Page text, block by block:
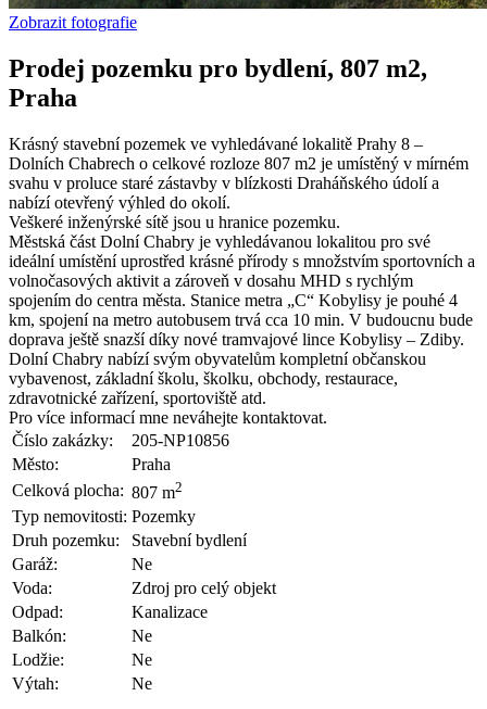
Zobrazit fotografie
Prodej pozemku pro bydlení, 807 m2,
Praha
Krásný stavební pozemek ve vyhledávané lokalitě Prahy 8 –
Dolních Chabrech o celkové rozloze 807 m2 je umístěný v mírném
svahu v proluce staré zástavby v blízkosti Draháňského údolí a
nabízí otevřený výhled do okolí.
Veškeré inženýrské sítě jsou u hranice pozemku.
Městská část Dolní Chabry je vyhledávanou lokalitou pro své
ideální umístění uprostřed krásné přírody s množstvím sportovních a
volnočasových aktivit a zároveň v dosahu MHD s rychlým
spojením do centra města. Stanice metra „C“ Kobylisy je pouhé 4
km, spojení na metro autobusem trvá cca 10 min. V budoucnu bude
doprava ještě snazší díky nové tramvajové lince Kobylisy – Zdiby.
Dolní Chabry nabízí svým obyvatelům kompletní občanskou
vybavenost, základní školu, školku, obchody, restaurace,
zdravotnické zařízení, sportoviště atd.
Pro více informací mne neváhejte kontaktovat.
Číslo zakázky:
205-NP10856
Město:
Praha
Celková plocha: 807 m2
Typ nemovitosti: Pozemky
Druh pozemku:
Stavební bydlení
Garáž:
Ne
Voda:
Zdroj pro celý objekt
Odpad:
Kanalizace
Balkón:
Ne
Lodžie:
Ne
Výtah:
Ne